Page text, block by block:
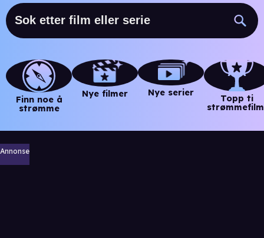
Finn noe å
strømme
Nye filmer Nye serier
Topp ti
Annonse